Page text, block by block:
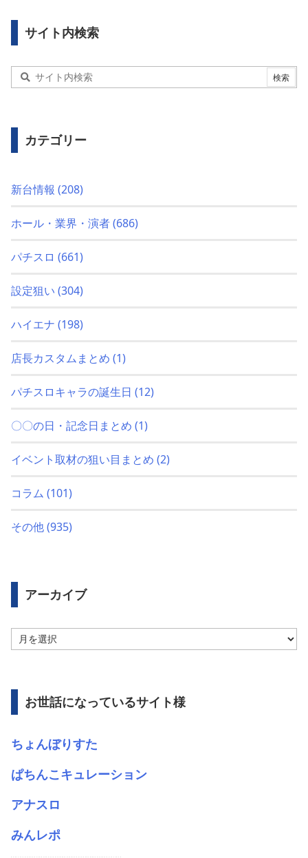
サイト内検索
カテゴリー
新台情報 (208)
ホール・業界・演者(686)
パチスロ (661)
設定狙い (304)
ハイエナ (198)
店長カスタムまとめ (1)
パチスロキャラの誕生日 (12)
〇〇の日・記念日まとめ (1)
イベント取材の狙い目まとめ (2)
コラム (101)
その他(935)
アーカイブ
ー
ブ
お世話になっているサイト様
ちょんぼりすた
ぱちんこキュレーション
アナスロ
みんレポ